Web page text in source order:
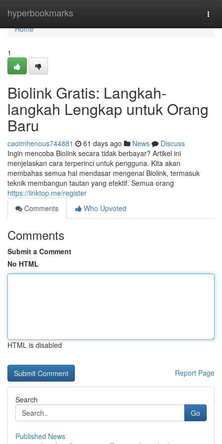
hyperbookmarks
Home
Home
1
Biolink Gratis: Langkah-
langkah Lengkap untuk Orang
Baru
caoimhenous744881 61 days ago News
Discuss
Ingin mencoba Biolink secara tidak berbayar? Artikel ini
menjelaskan cara terperinci untuk pengguna. Kita akan
membahas semua hal mendasar mengenai Biolink, termasuk
teknik membangun tautan yang efektif. Semua orang
https://linktop.me/register
Comments
Who Upvoted
Comments
Submit a Comment
No HTML
HTML is disabled
Report Page
Search
Go
Published News